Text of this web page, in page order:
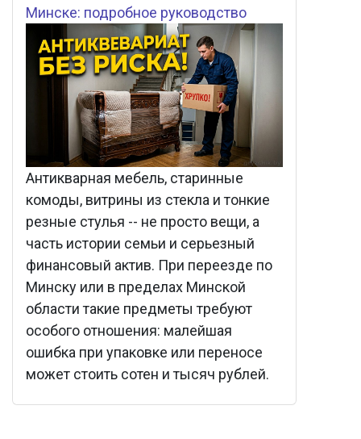
Минске: подробное руководство
Антикварная мебель, старинные
комоды, витрины из стекла и тонкие
резные стулья -- не просто вещи, а
часть истории семьи и серьезный
финансовый актив. При переезде по
Минску или в пределах Минской
области такие предметы требуют
особого отношения: малейшая
ошибка при упаковке или переносе
может стоить сотен и тысяч рублей.